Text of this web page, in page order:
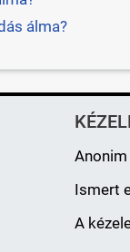
álma?
Ismert
A